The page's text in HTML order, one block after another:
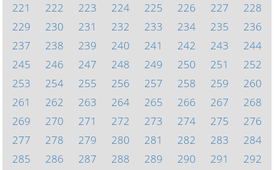
221
222 223 224 225 226 227
228
229
230 231 232 233 234 235
236
237
238 239 240 241 242 243
244
245
246 247 248 249 250 251
252
253
254 255 256 257 258 259
260
261
262 263 264 265 266 267
268
269
270 271 272 273 274 275
276
277
278 279 280 281 282 283
284
285
286 287 288 289 290 291
292